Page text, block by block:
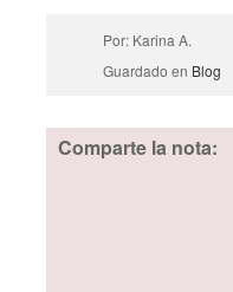
Por: Karina A.
Guardado en Blog
Comparte la nota: